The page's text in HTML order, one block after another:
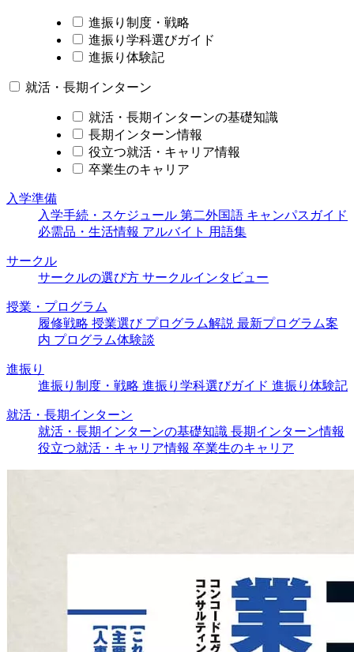
進振り制度・戦略
進振り学科選びガイド
進振り体験記
就活・長期インターン
就活・長期インターンの基礎知識
長期インターン情報
役立つ就活・キャリア情報
卒業生のキャリア
入学準備
入学手続・スケジュール 第二外国語 キャンパスガイド
必需品・生活情報 アルバイト 用語集
サークル
サークルの選び方 サークルインタビュー
授業・プログラム
履修戦略 授業選び プログラム解説 最新プログラム案
内 プログラム体験談
進振り
進振り制度・戦略 進振り学科選びガイド 進振り体験記
就活・長期インターン
就活・長期インターンの基礎知識 長期インターン情報
役立つ就活・キャリア情報 卒業生のキャリア